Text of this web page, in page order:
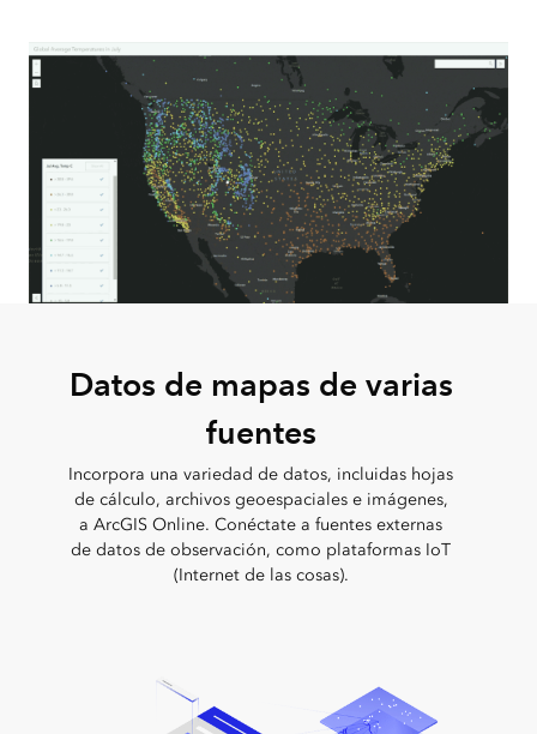
Datos de mapas de varias
fuentes
Incorpora una variedad de datos, incluidas hojas
de cálculo, archivos geoespaciales e imágenes,
a ArcGIS Online. Conéctate a fuentes externas
de datos de observación, como plataformas IoT
(Internet de las cosas).